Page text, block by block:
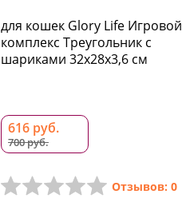
для кошек Glory Life Игровой
комплекс Треугольник с
шариками 32х28х3,6 см
616 руб.
700 руб.
Отзывов: 0